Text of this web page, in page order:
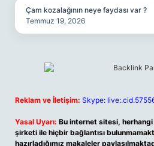
Çam kozalağının neye faydası var ?
Temmuz 19, 2026
Reklam ve İletişim: Skype:
Yasal Uyarı: Bu internet sitesi,
şirketi ile hiçbir bağlantısı
hazırladığımız makaleler